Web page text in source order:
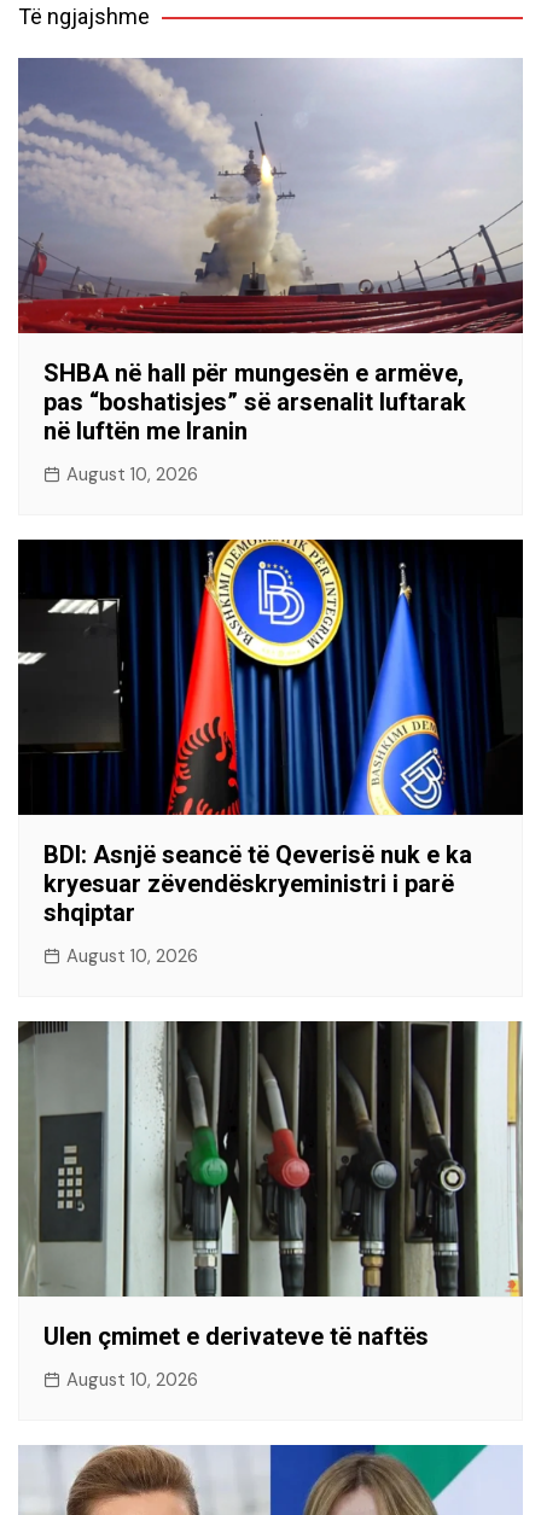
Të ngjajshme
SHBA në hall për mungesën e armëve,
pas “boshatisjes” së arsenalit luftarak
në luftën me Iranin
August 10, 2026
BDI: Asnjë seancë të Qeverisë nuk e ka
kryesuar zëvendëskryeministri i parë
shqiptar
August 10, 2026
Ulen çmimet e derivateve të naftës
August 10, 2026